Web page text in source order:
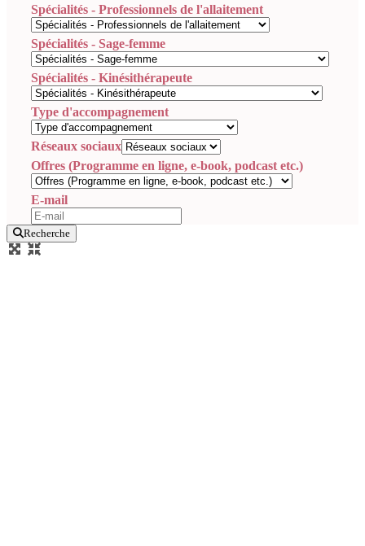
Spécialités - Professionnels de l'allaitement
Spécialités - Sage-femme
Spécialités - Kinésithérapeute
Type d'accompagnement
Réseaux sociaux
Offres (Programme en ligne, e-book, podcast etc.)
E-mail
Recherche